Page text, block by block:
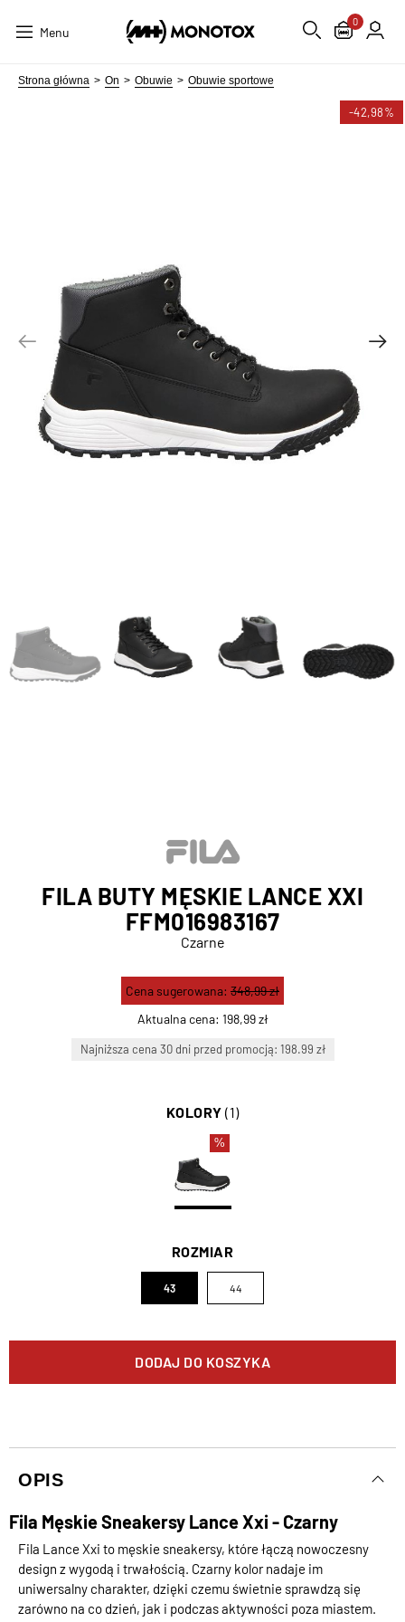
Menu
0
Strona główna On Obuwie Obuwie sportowe
-42,98%
FILA BUTY MĘSKIE LANCE XXI
FFM016983167
Czarne
Aktualna cena: 198,99 zł
Cena sugerowana: 348,99 zł
Najniższa cena 30 dni przed promocją: 198.99 zł
KOLORY (1)
%
ROZMIAR
43 44
DODAJ DO KOSZYKA
OPIS
Fila Męskie Sneakersy Lance Xxi - Czarny
Fila Lance Xxi to męskie sneakersy, które łączą nowoczesny
design z wygodą i trwałością. Czarny kolor nadaje im
uniwersalny charakter, dzięki czemu świetnie sprawdzą się
zarówno na co dzień, jak i podczas aktywności poza miastem.